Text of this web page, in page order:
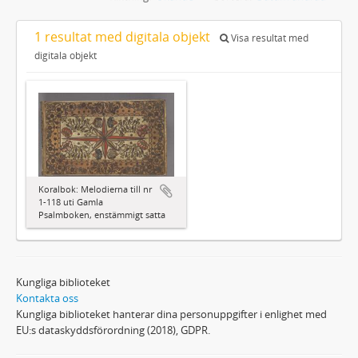
1 resultat med digitala objekt
Visa resultat med
digitala objekt
Koralbok: Melodierna till nr
1-118 uti Gamla
Psalmboken, enstämmigt satta
Kungliga biblioteket
Kontakta oss
Kungliga biblioteket hanterar dina personuppgifter i enlighet med
EU:s dataskyddsförordning (2018), GDPR.